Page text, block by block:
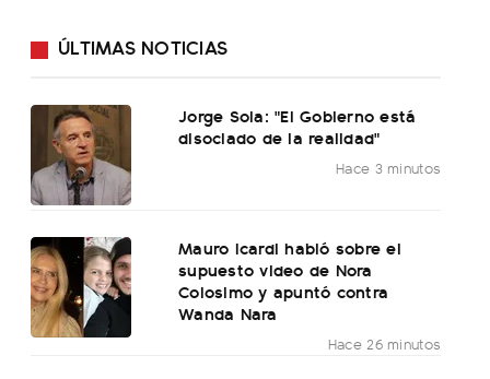
ÚLTIMAS NOTICIAS
Jorge Sola: "El Gobierno está
disociado de la realidad"
Hace 3 minutos
Mauro Icardi habló sobre el
supuesto video de Nora
Colosimo y apuntó contra
Wanda Nara
Hace 26 minutos